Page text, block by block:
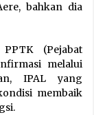
bahkan dia
(Pejabat
melalui
IPAL yang
membaik